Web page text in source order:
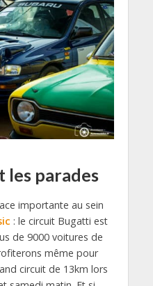
les parades
importante au sein
: le circuit Bugatti est
de 9000 voitures de
même pour
circuit de 13km lors